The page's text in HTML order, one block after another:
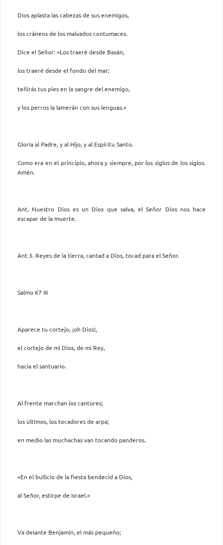
Dios aplasta las cabezas de sus enemigos,
los cráneos de los malvados contumaces.
Dice el Señor: «Los traeré desde Basán,
los traeré desde el fondo del mar;
teñirás tus pies en la sangre del enemigo,
y los perros la lamerán con sus lenguas.»
Gloria al Padre, y al Hijo, y al Espíritu Santo.
Como era en el principio, ahora y siempre, por los siglos de los siglos.
Amén.
Ant. Nuestro Dios es un Dios que salva, el Señor Dios nos hace
escapar de la muerte.
Ant 3. Reyes de la tierra, cantad a Dios, tocad para el Señor.
Salmo 67 III
Aparece tu cortejo, ¡oh Dios!,
el cortejo de mi Dios, de mi Rey,
hacia el santuario.
Al frente marchan los cantores;
los últimos, los tocadores de arpa;
en medio las muchachas van tocando panderos.
«En el bullicio de la fiesta bendecid a Dios,
al Señor, estirpe de Israel.»
Va delante Benjamín, el más pequeño;